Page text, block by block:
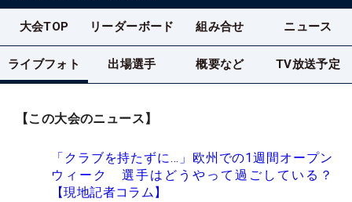
大会TOP リーダーボード 組み合せ ニュース
ライブフォト 出場選手 概要など TV放送予定
【この大会のニュース】
「クラブを持たずに…」欧州での1週間オープン
ウィーク 選手はどうやって過ごしている？
【現地記者コラム】